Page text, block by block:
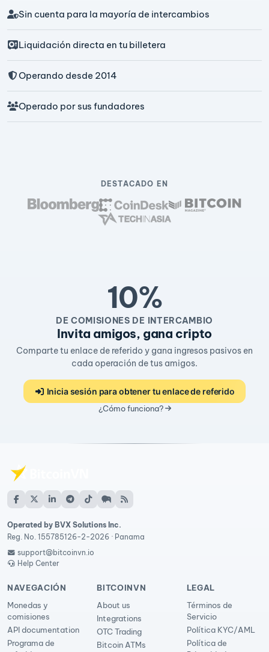
Sin cuenta para la mayoría de intercambios
Liquidación directa en tu billetera
Operando desde 2014
Operado por sus fundadores
DESTACADO EN
10%
DE COMISIONES DE INTERCAMBIO
Invita amigos, gana cripto
Comparte tu enlace de referido y gana ingresos pasivos en
cada operación de tus amigos.
Inicia sesión para obtener tu enlace de referido
¿Cómo funciona?
Operated by BVX Solutions Inc.
Reg. No. 155785126-2-2026 · Panama
support@bitcoinvn.io
Help Center
NAVEGACIÓN
Monedas y
comisiones
API documentation
Programa de
BITCOINVN
About us
Integrations
OTC Trading
Bitcoin ATMs
LEGAL
Términos de
Servicio
Política KYC/AML
Política de